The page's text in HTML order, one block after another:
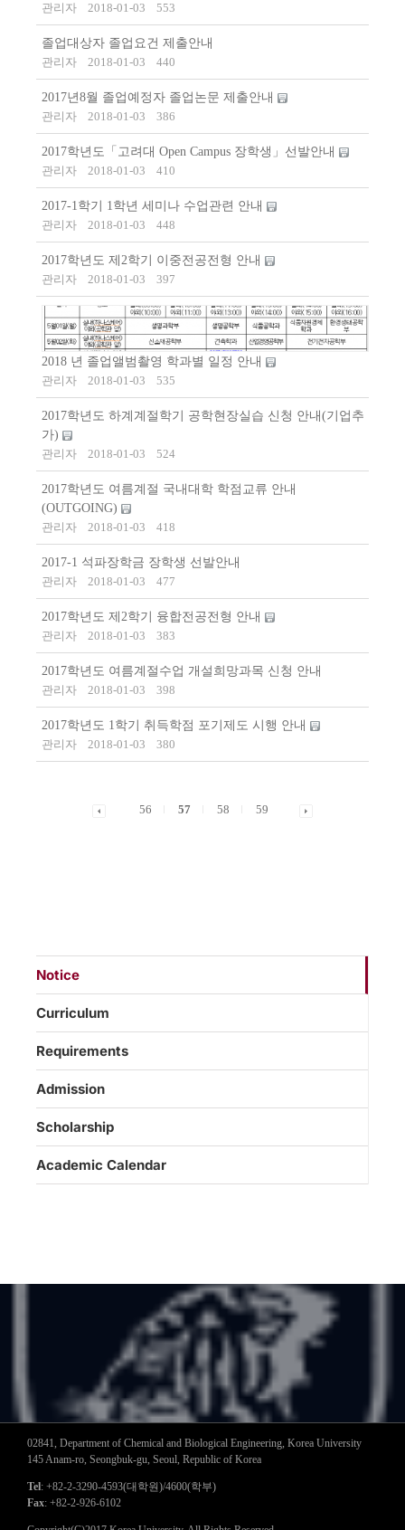
관리자
2018-01-03 553
졸업대상자 졸업요건 제출안내
관리자
2018-01-03 440
2017년8월 졸업예정자 졸업논문 제출안내
관리자
2018-01-03 386
2017학년도「고려대 Open Campus 장학생」선발안내
관리자
2018-01-03 410
2017-1학기 1학년 세미나 수업관련 안내
관리자
2018-01-03 448
2017학년도 제2학기 이중전공전형 안내
관리자
2018-01-03 397
2018 년 졸업앨범촬영 학과별 일정 안내
관리자
2018-01-03 535
2017학년도 하계계절학기 공학현장실습 신청 안내(기업추
가)
관리자
2018-01-03 524
2017학년도 여름계절 국내대학 학점교류 안내
(OUTGOING)
관리자
2018-01-03 418
2017-1 석파장학금 장학생 선발안내
관리자
2018-01-03 477
2017학년도 제2학기 융합전공전형 안내
관리자
2018-01-03 383
2017학년도 여름계절수업 개설희망과목 신청 안내
관리자
2018-01-03 398
2017학년도 1학기 취득학점 포기제도 시행 안내
관리자
2018-01-03 380
56 57 58 59
Notice
Curriculum
Requirements
Admission
Scholarship
Academic Calendar
02841, Department of Chemical and Biological Engineering, Korea University
145 Anam-ro, Seongbuk-gu, Seoul, Republic of Korea
Tel: +82-2-3290-4593(대학원)/4600(학부)
Fax: +82-2-926-6102